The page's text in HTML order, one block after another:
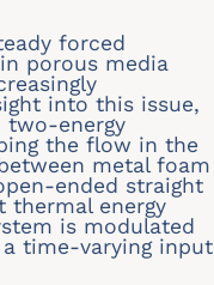
forced
porous media
into this issue,
two-energy
the flow in the
metal foam
ended straight
thermal energy
is modulated
time-varying input